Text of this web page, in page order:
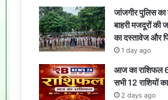
जांजगीर पुलिस
बाहरी मजदूरों की
का दस्तावेज और
1 day ago
आज का राशिफल
सभी 12 राशियों
2 days ago